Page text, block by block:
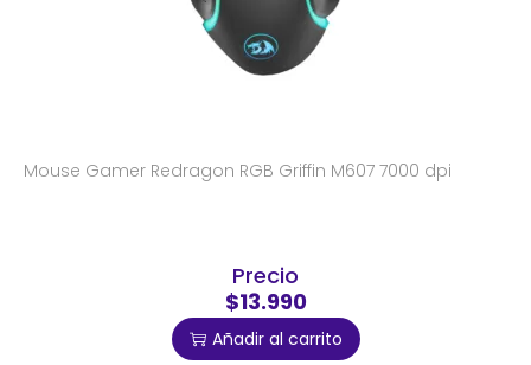
Mouse Gamer Redragon RGB Griffin M607 7000 dpi
Precio
$13.990
Añadir al carrito